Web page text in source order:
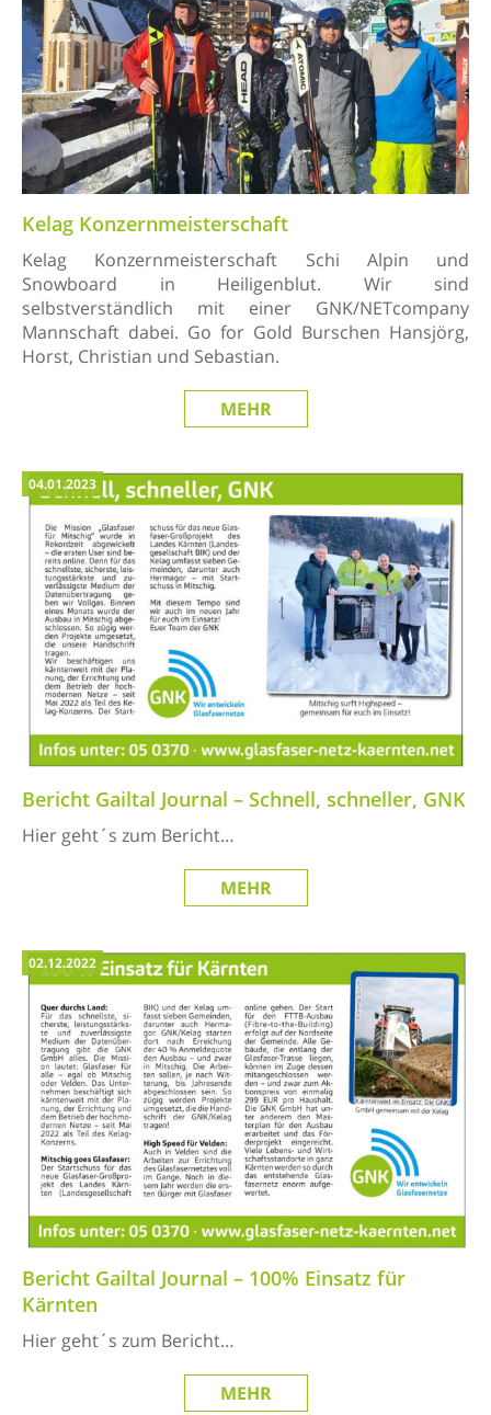
Kelag Konzernmeisterschaft
Kelag Konzernmeisterschaft Schi Alpin und
Snowboard in Heiligenblut. Wir sind
selbstverständlich mit einer GNK/NETcompany
Mannschaft dabei. Go for Gold Burschen Hansjörg,
Horst, Christian und Sebastian.
MEHR
Bericht Gailtal Journal – Schnell, schneller, GNK
04.01.2023
Hier geht´s zum Bericht…
MEHR
Bericht Gailtal Journal – 100% Einsatz für
Kärnten
02.12.2022
Hier geht´s zum Bericht…
MEHR